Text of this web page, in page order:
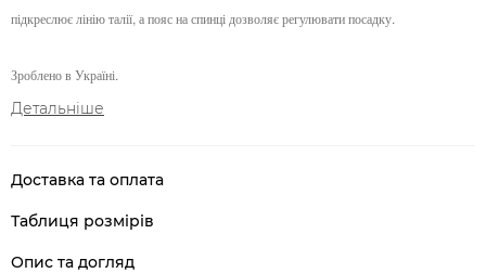
підкреслює лінію талії, а пояс на спинці дозволяє регулювати посадку.
Зроблено в Україні.
Детальніше
Доставка та оплата
Таблиця розмірів
Опис та догляд